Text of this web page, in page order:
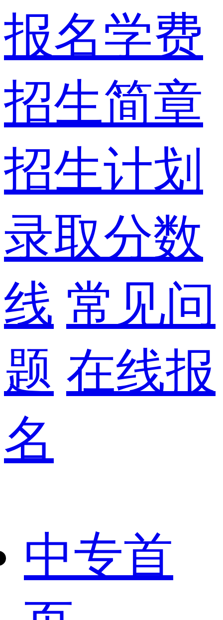
报名学费
招生简章
招生计划
录取分数
线 常见问
题 在线报
名
中专首